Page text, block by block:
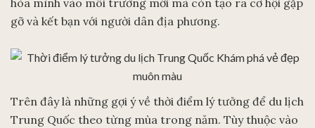
hòa mình vào môi trường mới mà còn tạo ra cơ hội gặp
gỡ và kết bạn với người dân địa phương.
Trên đây là những gợi ý về thời điểm lý tưởng để du lịch
Trung Quốc theo từng mùa trong năm. Tùy thuộc vào